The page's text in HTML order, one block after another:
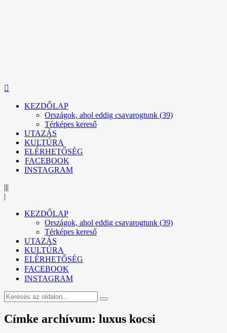
KEZDŐLAP
Országok, ahol eddig csavarogtunk (39)
Térképes kereső
UTAZÁS
KULTÚRA
ELÉRHETŐSÉG
FACEBOOK
INSTAGRAM
|||
|
KEZDŐLAP
Országok, ahol eddig csavarogtunk (39)
Térképes kereső
UTAZÁS
KULTÚRA
ELÉRHETŐSÉG
FACEBOOK
INSTAGRAM
Címke archívum: luxus kocsi